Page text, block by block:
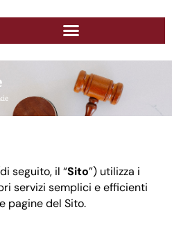
seguito, il “Sito”) utilizza i
servizi semplici e efficienti
pagine del Sito.